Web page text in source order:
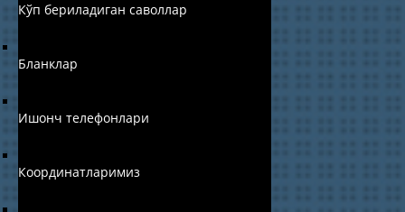
Кўп бериладиган саволлар
Бланклар
Ишонч телефонлари
Координатларимиз